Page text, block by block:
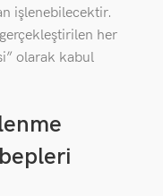
işlenebilecektir.
her
olarak kabul